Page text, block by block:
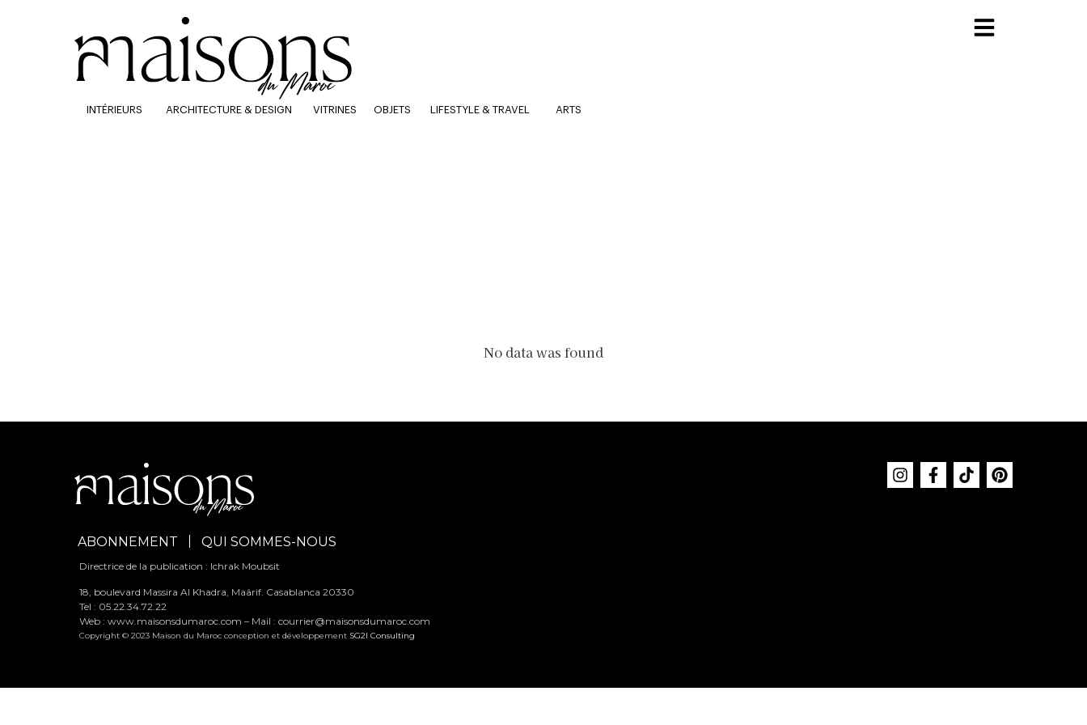
INTÉRIEURS ARCHITECTURE & DESIGN VITRINES OBJETS LIFESTYLE & TRAVEL ARTS
No data was found
ABONNEMENT QUI SOMMES-NOUS
Directrice de la publication : Ichrak Moubsit
18, boulevard Massira Al Khadra, Maârif. Casablanca 20330
Tel : 05.22.34.72.22
Web : www.maisonsdumaroc.com – Mail : courrier@maisonsdumaroc.com
Copyright © 2023 Maison du Maroc conception et développement SG2I Consulting